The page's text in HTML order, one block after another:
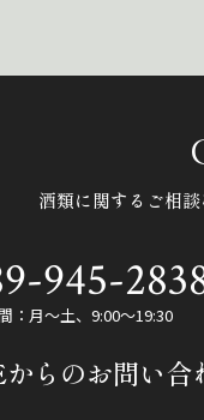
酒類に関するご相談
945-
：月～土、9:00～19:30
らのお問い合